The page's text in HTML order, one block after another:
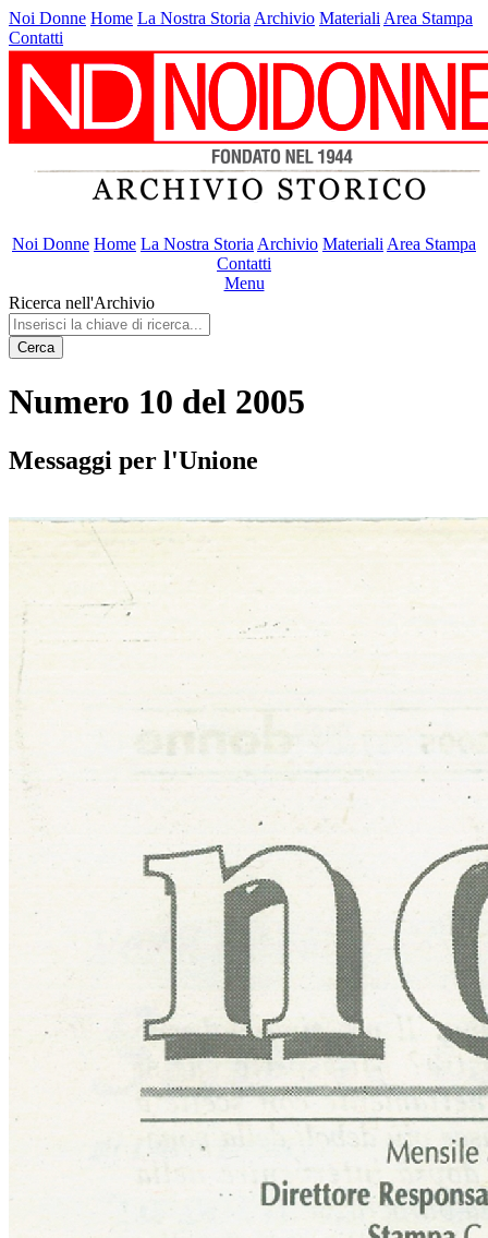
Noi Donne Home La Nostra Storia Archivio Materiali Area Stampa
Contatti
Noi Donne Home La Nostra Storia Archivio Materiali Area Stampa
Contatti
Menu
Ricerca nell'Archivio
Cerca
Numero 10 del 2005
Messaggi per l'Unione